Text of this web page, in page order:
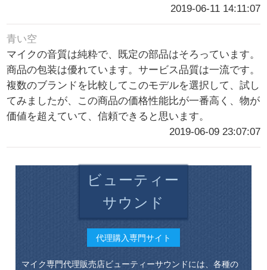
2019-06-11 14:11:07
青い空
マイクの音質は純粋で、既定の部品はそろっています。
商品の包装は優れています。サービス品質は一流です。
複数のブランドを比較してこのモデルを選択して、試し
てみましたが、この商品の価格性能比が一番高く、物が
価値を超えていて、信頼できると思います。
2019-06-09 23:07:07
ビューティー
サウンド
代理購入専門サイト
マイク専門代理販売店ビューティーサウンドには、各種の